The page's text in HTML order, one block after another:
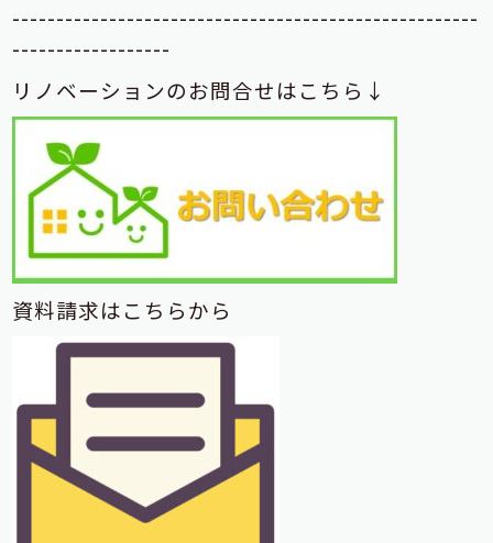
-----------------------------------------------------
------------------
リノベーションのお問合せはこちら↓
資料請求はこちらから